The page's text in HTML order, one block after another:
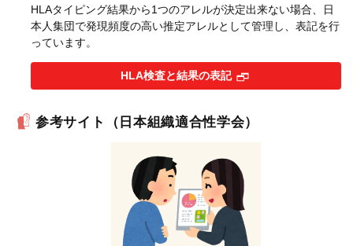
HLAタイピング結果から1つのアレルが決定出来ない場合、日
本人集団で発現頻度の高い推定アレルとして管理し、表記を行
っています。
HLA検査と結果の表記
参考サイト（日本組織適合性学会）